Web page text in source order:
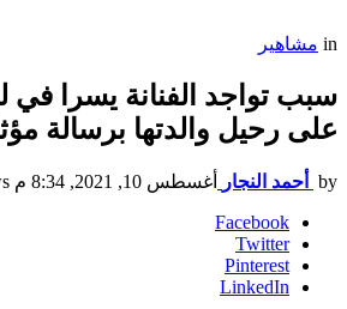
in مشاهير
سبب تواجد الفنانة يسرا في
على رحيل والدتها برسالة
by أحمد النجار أغسطس 10, 2021, 8:34 م
Facebook
Twitter
Pinterest
LinkedIn